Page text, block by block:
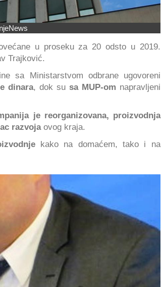
u proseku za 20 odsto u 2019.
Trajković.
sa Ministarstvom odbrane ugovoreni
dinara, dok su sa MUP-om napravljeni
je reorganizovana, proizvodnja
razvojaovog kraja.
kako na domaćem, tako i na